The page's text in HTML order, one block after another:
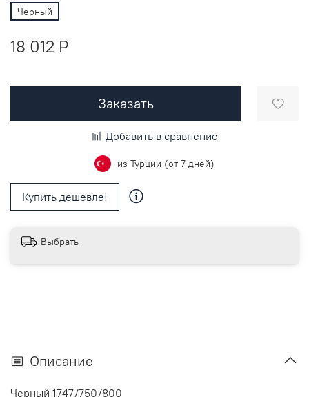
Черный
18 012 P
Заказать
Добавить в сравнение
из Турции (от 7 дней)
Купить дешевле!
Выбрать
Описание
Черный 1747/750/800